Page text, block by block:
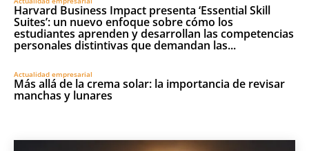
Harvard Business Impact presenta ‘Essential Skill
Suites’: un nuevo enfoque sobre cómo los
estudiantes aprenden y desarrollan las competencias
personales distintivas que demandan las...
Actualidad empresarial
Más allá de la crema solar: la importancia de revisar
manchas y lunares